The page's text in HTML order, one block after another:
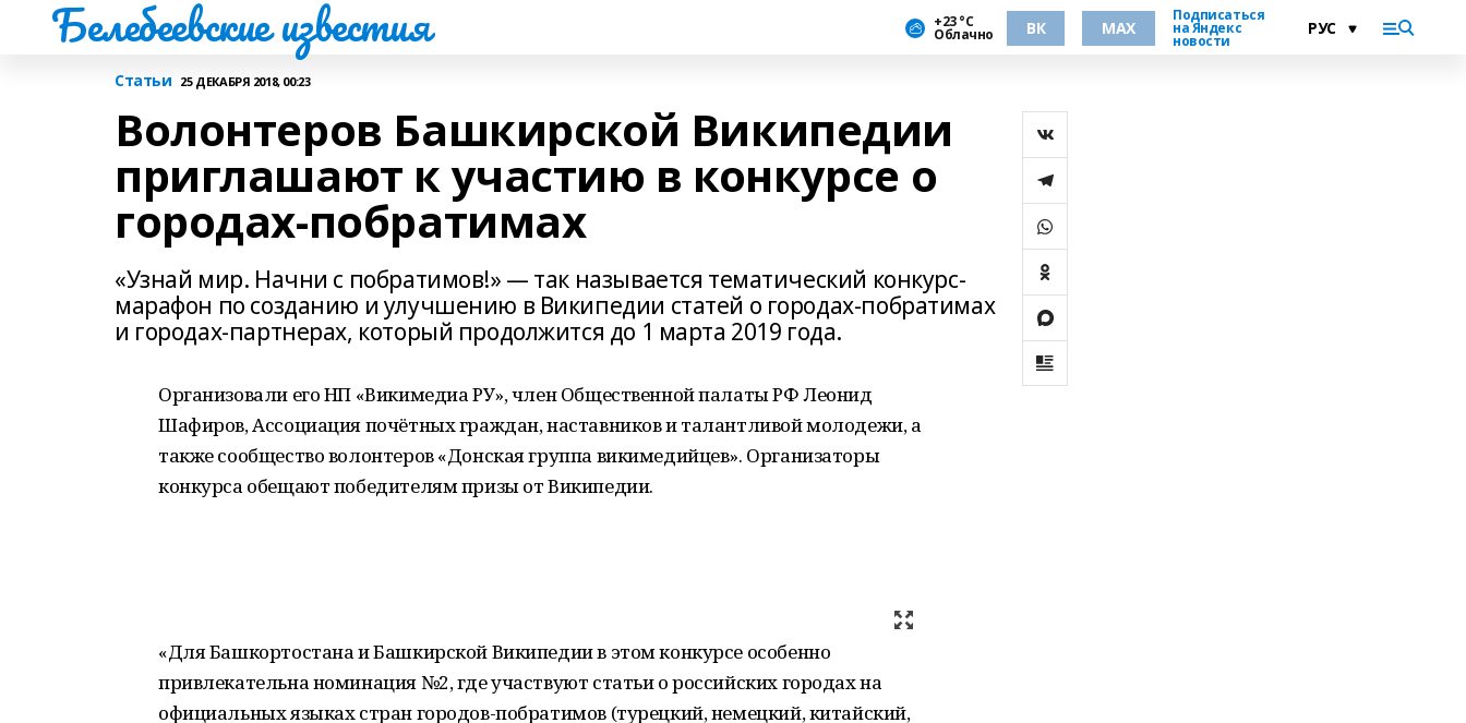
Белебеевские известия +23 °С
Облачно ВК MAX
Подписаться
на Яндекс
новости
Статьи 25 ДЕКАБРЯ 2018, 00:23
Волонтеров Башкирской Википедии
приглашают к участию в конкурсе о
городах-побратимах
«Узнай мир. Начни с побратимов!» — так называется тематический конкурс-
марафон по созданию и улучшению в Википедии статей о городах-побратимах
и городах-партнерах, который продолжится до 1 марта 2019 года.
Организовали его НП «Викимедиа РУ», член Общественной палаты РФ Леонид
Шафиров, Ассоциация почётных граждан, наставников и талантливой молодежи, а
также сообщество волонтеров «Донская группа викимедийцев». Организаторы
конкурса обещают победителям призы от Википедии.
«Для Башкортостана и Башкирской Википедии в этом конкурсе особенно
привлекательна номинация №2, где участвуют статьи о российских городах на
официальных языках стран городов-побратимов (турецкий, немецкий, китайский,